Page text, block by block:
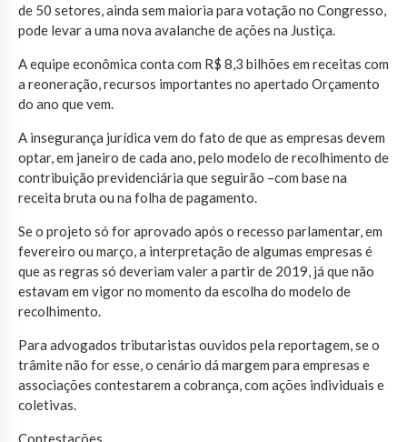
de 50 setores, ainda sem maioria para votação no Congresso,
pode levar a uma nova avalanche de ações na Justiça.
A equipe econômica conta com R$ 8,3 bilhões em receitas com
a reoneração, recursos importantes no apertado Orçamento
do ano que vem.
A insegurança jurídica vem do fato de que as empresas devem
optar, em janeiro de cada ano, pelo modelo de recolhimento de
contribuição previdenciária que seguirão –com base na
receita bruta ou na folha de pagamento.
Se o projeto só for aprovado após o recesso parlamentar, em
fevereiro ou março, a interpretação de algumas empresas é
que as regras só deveriam valer a partir de 2019, já que não
estavam em vigor no momento da escolha do modelo de
recolhimento.
Para advogados tributaristas ouvidos pela reportagem, se o
trâmite não for esse, o cenário dá margem para empresas e
associações contestarem a cobrança, com ações individuais e
coletivas.
Contestações